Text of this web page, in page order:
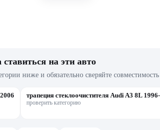
на эти авто
ниже и обязательно сверяйте
трапеция стеклоочистителя Audi A3 8L
проверить категорию